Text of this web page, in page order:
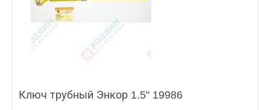
Ключ трубный Энкор 1.5" 19986